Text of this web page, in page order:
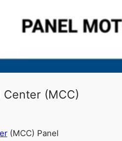
(MCC)
(MCC) Panel